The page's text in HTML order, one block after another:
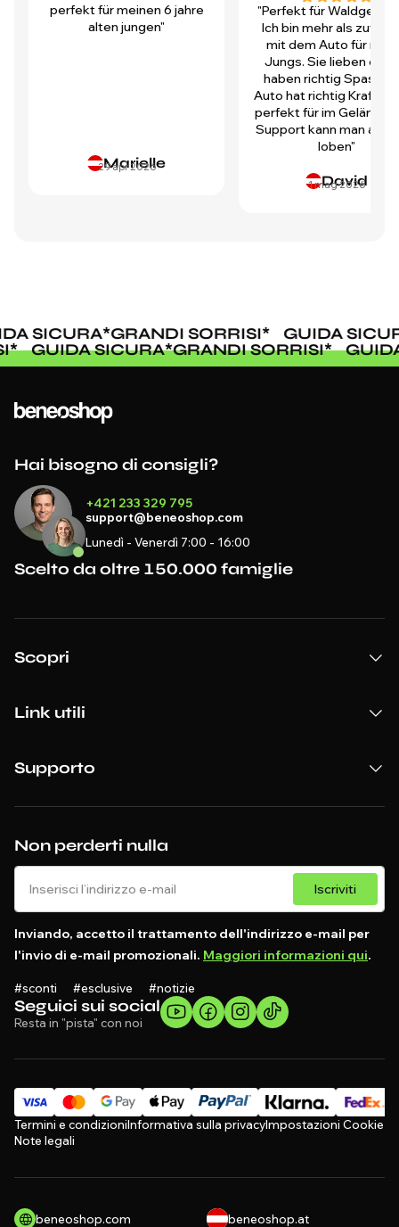
perfekt für meinen 6 jahre
alten jungen"
Marielle
29 apr 2026
"Perfekt für
Ich bin mehr als
mit dem Auto für
Jungs. Sie lieben es
haben richtig Spass!
Auto hat richtig Kraft
perfekt für im Gelände.
Support kann man auch
loben"
David
1 mag 2026
SICURA*GRANDI SORRISI*
GUIDA
* GUIDA SICURA*GRANDI SORRISI*
Seguici sui social
Resta in "pista" con noi
Non perderti nulla
Iscriviti
Inviando, accetto il trattamento dell'indirizzo e-mail per
l'invio di e-mail promozionali. Maggiori informazioni qui.
#sconti #esclusive #notizie
Hai bisogno di consigli?
+421 233 329 795
support@beneoshop.com
Lunedì - Venerdì 7:00 - 16:00
Scelto da oltre 150.000 famiglie
Scopri
Link utili
Supporto
Termini e condizioniInformativa sulla privacyImpostazioni Cookie
Note legali
beneoshop.com beneoshop.at